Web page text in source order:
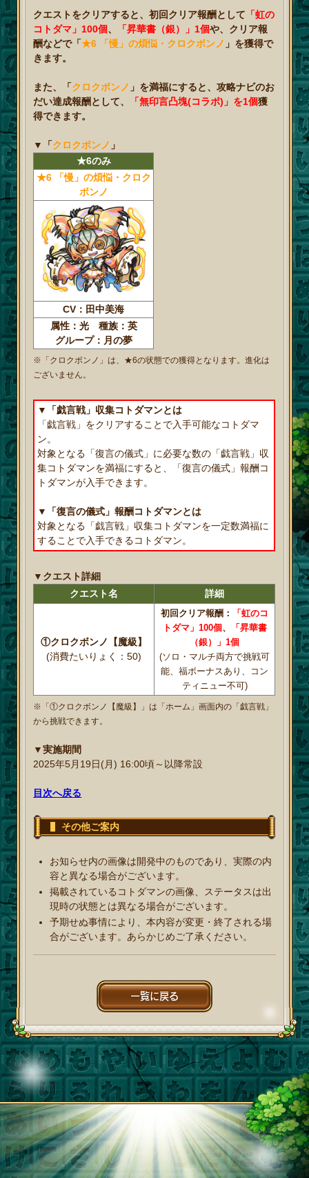
クエストをクリアすると、初回クリア報酬として 「虹の
コトダマ」100個、 「昇華書（銀）」1個や、クリア報
酬などで「★6 「慢」の煩悩・クロクボンノ 」を獲得で
きます。
また、「クロクボンノ 」を満福にすると、攻略ナビのお
だい達成報酬として、
「無印言凸塊(コラボ)」を1個獲
得できます。
▼ 「クロクボンノ 」
★6のみ
★6 「慢」の煩悩・クロク
ボンノ
CV：田中美海
属性：光 種族：英
グループ：月の夢
※「クロクボンノ」は、★6の状態での獲得となります。進化は
ございません。
▼「戯言戦」収集コトダマンとは
「戯言戦」をクリアすることで入手可能なコトダマ
ン。
対象となる「復言の儀式」に必要な数の「戯言戦」収
集コトダマンを満福にすると、「復言の儀式」報酬コ
トダマンが入手できます。
▼「復言の儀式」報酬コトダマンとは
対象となる「戯言戦」収集コトダマンを一定数満福に
することで入手できるコトダマン。
▼クエスト詳細
クエスト名
詳細
①クロクボンノ【魔級】
(消費たいりょく：50)
初回クリア報酬：
「虹のコ
トダマ」100個 、
「昇華書
（銀）」1個
(ソロ・マルチ両方で挑戦可
能、福ボーナスあり、コン
ティニュー不可)
※「①クロクボンノ【魔級】」は「ホーム」画面内の「戯言戦」
から挑戦できます。
▼実施期間
2025年5月19日(月) 16:00頃～以降常設
目次へ戻る
その他ご案内
お知らせ内の画像は開発中のものであり、実際の内
容と異なる場合がございます。
掲載されているコトダマンの画像、ステータスは出
現時の状態とは異なる場合がございます。
予期せぬ事情により、本内容が変更・終了される場
合がございます。あらかじめご了承ください。
一覧に戻る